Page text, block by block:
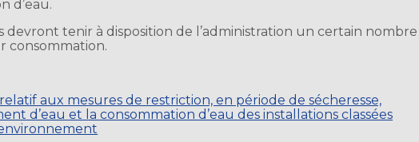
d’eau.
devront tenir à disposition de l’administration un certain nombre
consommation.
aux mesures de restriction, en période de sécheresse,
d’eau et la consommation d’eau des installations classées